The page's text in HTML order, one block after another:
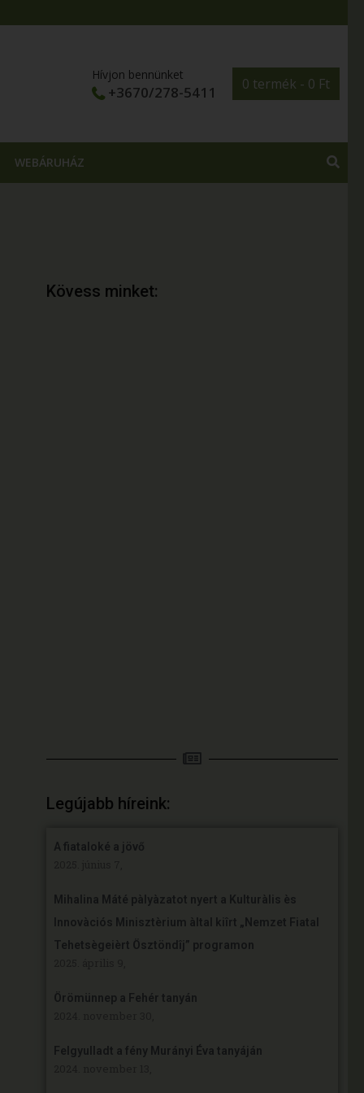
0 termék - 0 Ft
Hívjon bennünket
+3670/278-5411
WEBÁRUHÁZ
Kövess minket:
Legújabb híreink:
A fiataloké a jövő
Mihalina Máté pàlyàzatot nyert a Kulturàlis ès
Innovàciós Minisztèrium àltal kiîrt „Nemzet Fiatal
Tehetsègeièrt Ösztöndîj” programon
Örömünnep a Fehér tanyán
Felgyulladt a fény Murányi Éva tanyáján